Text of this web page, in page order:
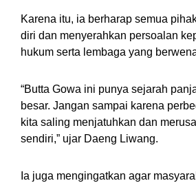
Karena itu, ia berharap semua
diri dan menyerahkan persoalan
hukum serta lembaga yang
“Butta Gowa ini punya sejarah
besar. Jangan sampai karena
kita saling menjatuhkan dan
sendiri,” ujar Daeng Liwang.
Ia juga mengingatkan agar